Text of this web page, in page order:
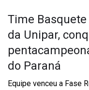
Time
da Unipar,
do Paraná
Equipe venceu a Fase